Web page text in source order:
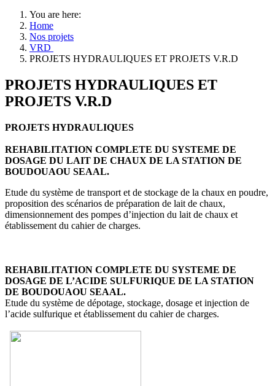
You are here:
Home
Nos projets
VRD
PROJETS HYDRAULIQUES ET PROJETS V.R.D
PROJETS HYDRAULIQUES ET
PROJETS V.R.D
PROJETS HYDRAULIQUES
REHABILITATION COMPLETE DU SYSTEME DE
DOSAGE DU LAIT DE CHAUX DE LA STATION DE
BOUDOUAOU SEAAL.
Etude du système de transport et de stockage de la chaux en poudre,
proposition des scénarios de préparation de lait de chaux,
dimensionnement des pompes d’injection du lait de chaux et
établissement du cahier de charges.
REHABILITATION COMPLETE DU SYSTEME DE
DOSAGE DE L’ACIDE SULFURIQUE DE LA STATION
DE BOUDOUAOU SEAAL.
Etude du système de dépotage, stockage, dosage et injection de
l’acide sulfurique et établissement du cahier de charges.